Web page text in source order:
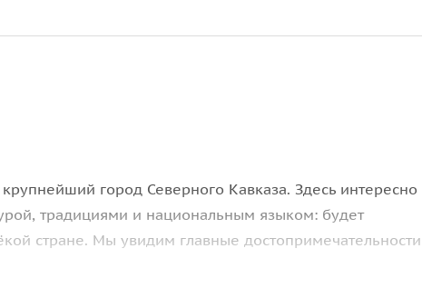
город Северного Кавказа. Здесь интересно
традициями и национальным языком: будет
стране. Мы увидим главные достопримечательности